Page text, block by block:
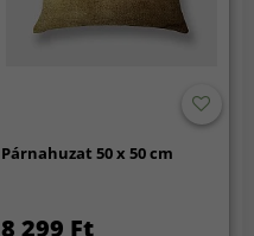
Párnahuzat 50 x 50 cm
8 299 Ft